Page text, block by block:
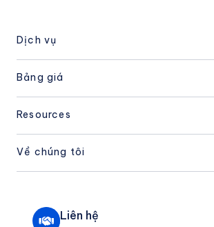
Dịch vụ
Bảng giá
Resources
Về chúng tôi
Liên hệ